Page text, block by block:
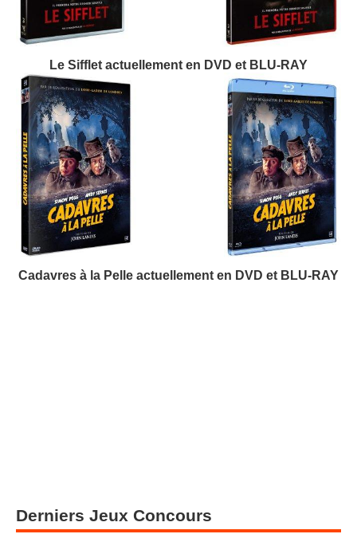
Le Sifflet actuellement en DVD et BLU-RAY
Cadavres à la Pelle actuellement en DVD et BLU-RAY
Derniers Jeux Concours